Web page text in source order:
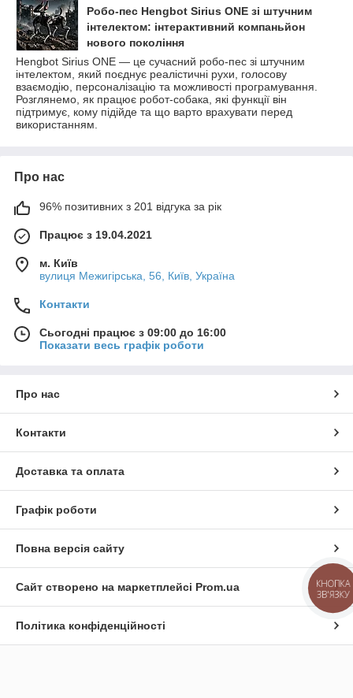
Робо-пес Hengbot Sirius ONE зі штучним
інтелектом: інтерактивний компаньйон
нового покоління
Hengbot Sirius ONE — це сучасний робо-пес зі штучним
інтелектом, який поєднує реалістичні рухи, голосову
взаємодію, персоналізацію та можливості програмування.
Розглянемо, як працює робот-собака, які функції він
підтримує, кому підійде та що варто врахувати перед
використанням.
Про нас
96% позитивних з 201 відгука за рік
Працює з 19.04.2021
м. Київ
вулиця Межигірська, 56, Київ, Україна
Контакти
Сьогодні працює з 09:00 до 16:00
Показати весь графік роботи
Про нас
Контакти
Доставка та оплата
Графік роботи
Повна версія сайту
Сайт створено на маркетплейсі Prom.ua
Політика конфіденційності
КНОПКА
ЗВ'ЯЗКУ